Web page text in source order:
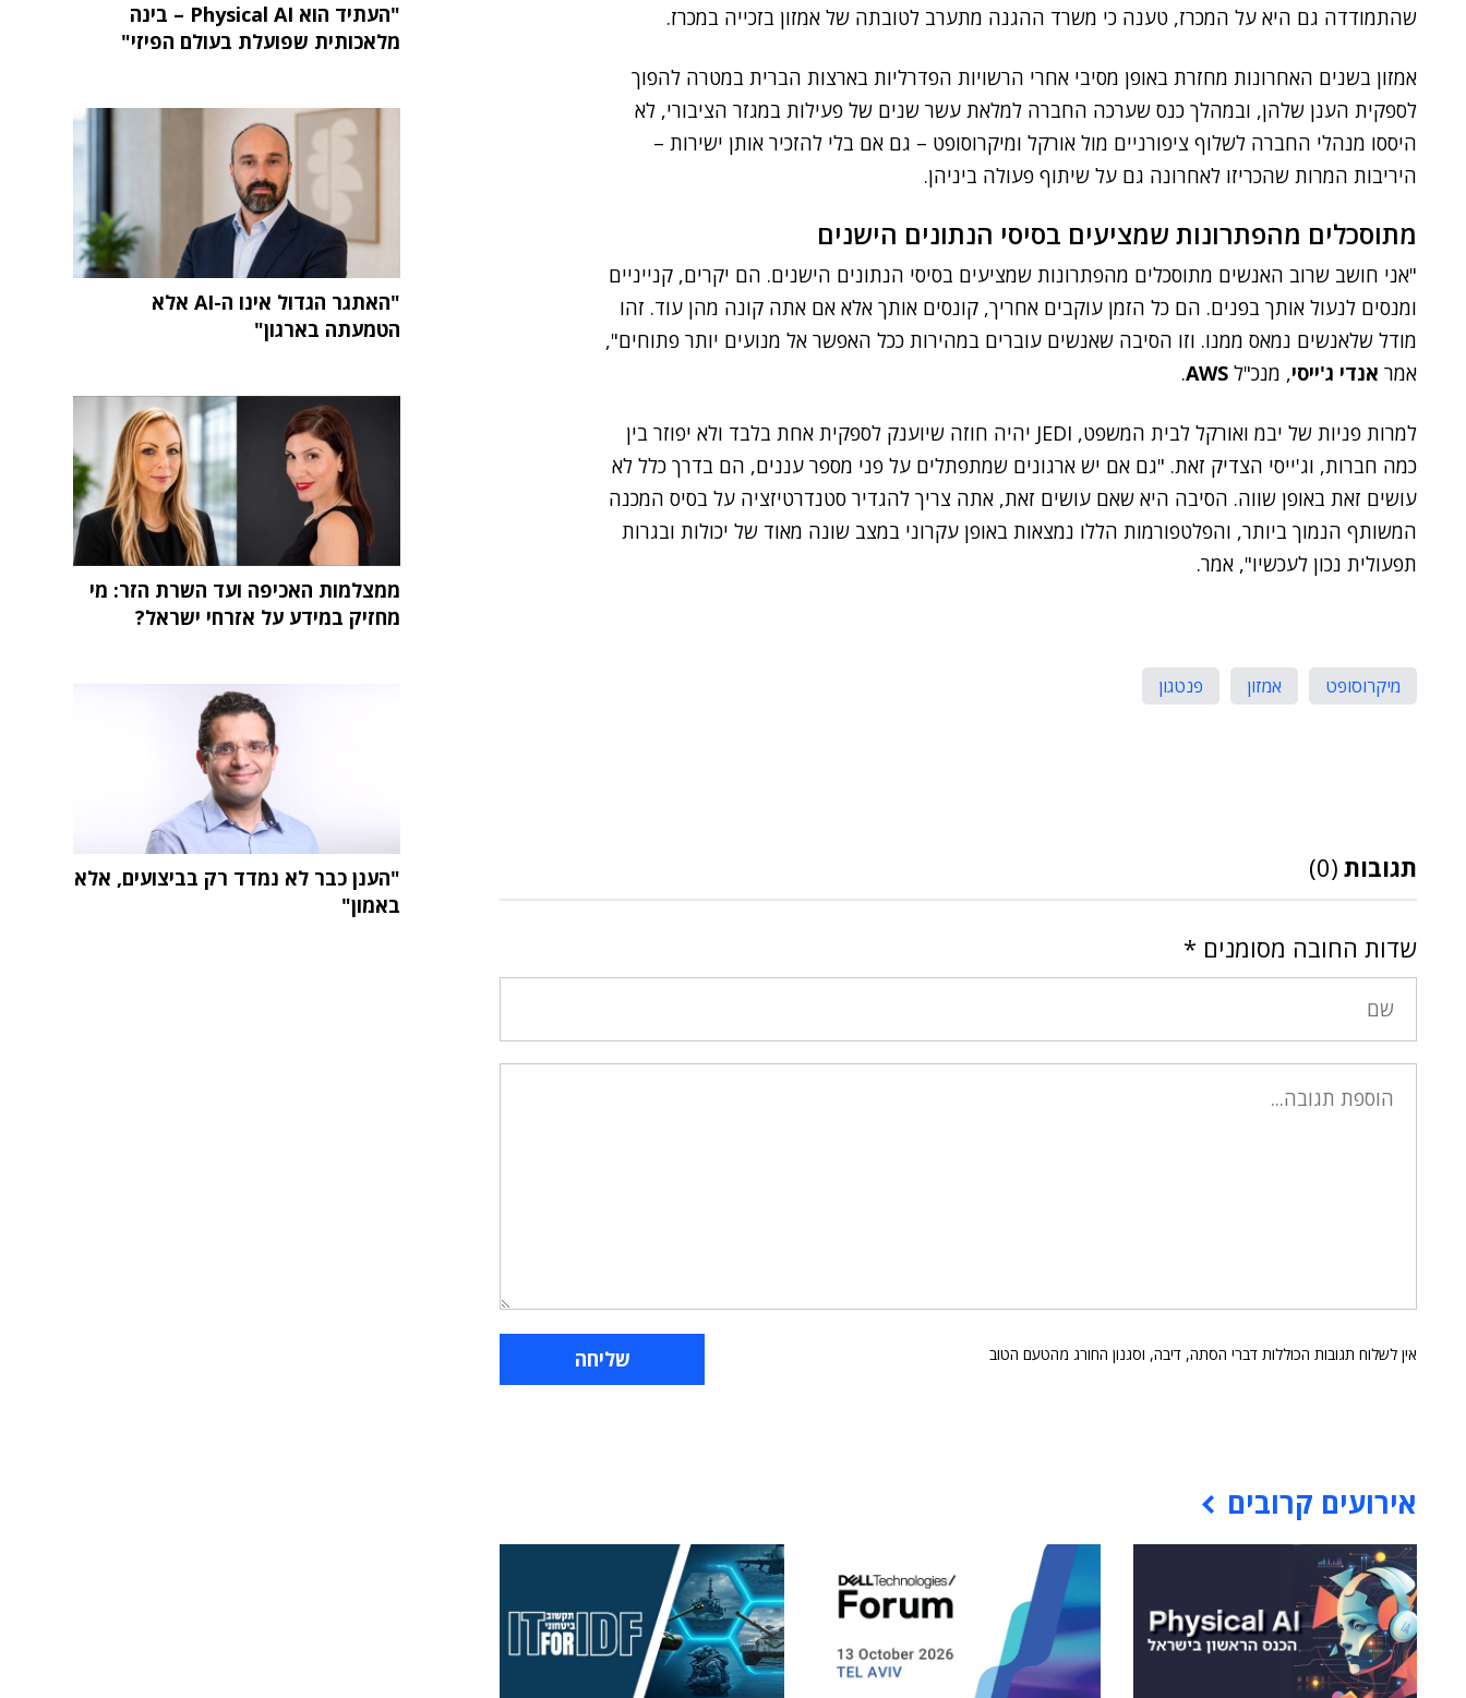
שהתמודדה גם היא על המכרז, טענה כי משרד ההגנה מתערב לטובתה של אמזון בזכייה במכרז.
אמזון בשנים האחרונות מחזרת באופן מסיבי אחרי הרשויות הפדרליות בארצות הברית במטרה להפוך
לספקית הענן שלהן, ובמהלך כנס שערכה החברה למלאת עשר שנים של פעילות במגזר הציבורי, לא
היססו מנהלי החברה לשלוף ציפורניים מול אורקל ומיקרוסופט – גם אם בלי להזכיר אותן ישירות –
היריבות המרות שהכריזו לאחרונה גם על שיתוף פעולה ביניהן.
מתוסכלים מהפתרונות שמציעים בסיסי הנתונים הישנים
"אני חושב שרוב האנשים מתוסכלים מהפתרונות שמציעים בסיסי הנתונים הישנים. הם יקרים, קנייניים
ומנסים לנעול אותך בפנים. הם כל הזמן עוקבים אחריך, קונסים אותך אלא אם אתה קונה מהן עוד. זהו
מודל שלאנשים נמאס ממנו. וזו הסיבה שאנשים עוברים במהירות ככל האפשר אל מנועים יותר פתוחים",
אמר אנדי ג'ייסי, מנכ"ל AWS
.
למרות פניות של יבמ ואורקל לבית המשפט, JEDI יהיה חוזה שיוענק לספקית אחת בלבד ולא יפוזר בין
כמה חברות, וג'ייסי הצדיק זאת. "גם אם יש ארגונים שמתפתלים על פני מספר עננים, הם בדרך כלל לא
עושים זאת באופן שווה. הסיבה היא שאם עושים זאת, אתה צריך להגדיר סטנדרטיזציה על בסיס המכנה
המשותף הנמוך ביותר, והפלטפורמות הללו נמצאות באופן עקרוני במצב שונה מאוד של יכולות ובגרות
תפעולית נכון לעכשיו", אמר.
מיקרוסופט אמזון פנטגון
תגובות (0)
שדות החובה מסומנים *
אין לשלוח תגובות הכוללות דברי הסתה, דיבה, וסגנון החורג מהטעם הטוב
אירועים קרובים
"העתיד הוא Physical AI – בינה
מלאכותית שפועלת בעולם הפיזי"
"האתגר הגדול אינו ה-AI אלא
הטמעתה בארגון"
ממצלמות האכיפה ועד השרת הזר: מי
מחזיק במידע על אזרחי ישראל?
"הענן כבר לא נמדד רק בביצועים, אלא
באמון"